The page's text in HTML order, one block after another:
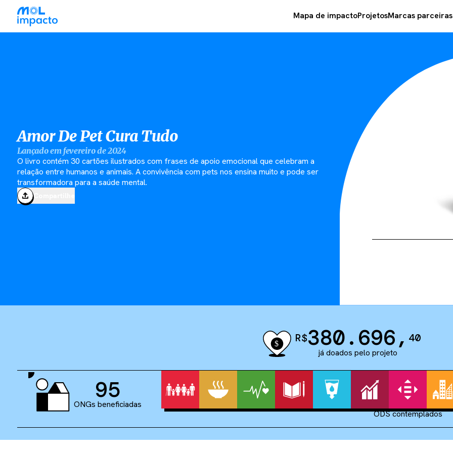
Mapa de impactoProjetosMarcas parceiras
Amor De Pet Cura Tudo
Lançado em fevereiro de 2024
O livro contém 30 cartões ilustrados com frases de apoio emocional que celebram a
relação entre humanos e animais. A convivência com pets nos ensina muito e pode ser
transformadora para a saúde mental.
Compartilhe
R$380.696, 40
já doados pelo projeto
95
ONGs beneficiadas
ODS contemplados